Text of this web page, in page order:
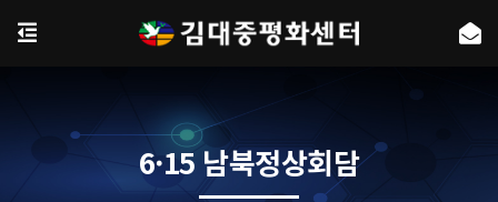
6·15 남북정상회담